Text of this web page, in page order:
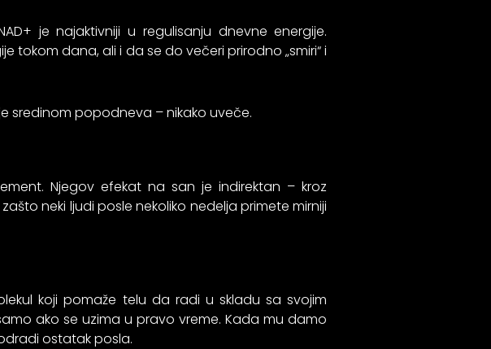
je najaktivniji u regulisanju dnevne energije.
tokom dana, ali i da se do večeri prirodno „smiri“ i
sredinom popodneva – nikako uveče.
Njegov efekat na san je indirektan – kroz
neki ljudi posle nekoliko nedelja primete mirniji
koji pomaže telu da radi u skladu sa svojim
ako se uzima u pravo vreme. Kada mu damo
ostatak posla.